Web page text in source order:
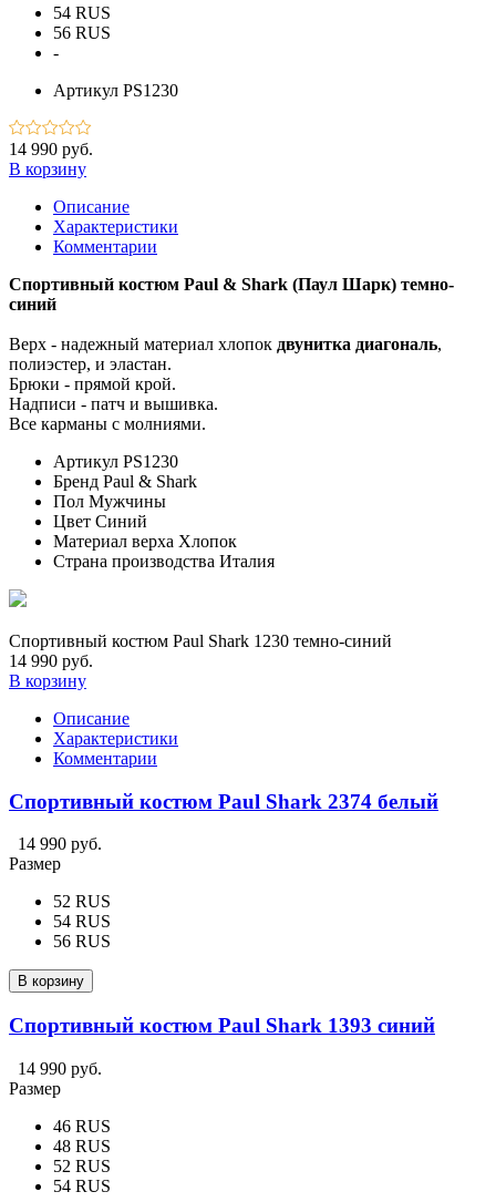
54 RUS
56 RUS
-
Артикул PS1230
14 990 руб.
В корзину
Описание
Характеристики
Комментарии
Спортивный костюм Paul & Shark (Паул Шарк) темно-
синий
Верх - надежный материал хлопок двунитка диагональ,
полиэстер, и эластан.
Брюки - прямой крой.
Надписи - патч и вышивка.
Все карманы с молниями.
Артикул PS1230
Бренд Paul & Shark
Пол Мужчины
Цвет Синий
Материал верха Хлопок
Страна производства Италия
Спортивный костюм Paul Shark 1230 темно-синий
14 990 руб.
В корзину
Описание
Характеристики
Комментарии
Спортивный костюм Paul Shark 2374 белый
14 990 руб.
Размер
52 RUS
54 RUS
56 RUS
В корзину
Спортивный костюм Paul Shark 1393 синий
14 990 руб.
Размер
46 RUS
48 RUS
52 RUS
54 RUS